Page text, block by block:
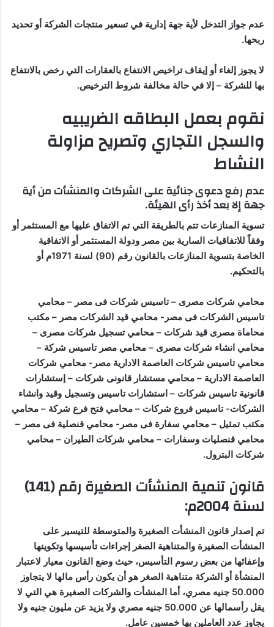
عدم جواز التدخل لأية جهة إدارية في تسعير منتجات الشركة أو تحديد
ربحها.
لا يجوز إلغاء أو إيقاف تراخيص الانتفاع بالعقارات التي رخص بالانتفاع
بها للشركة – إلا في حالة مخالفة شروط الترخيص.
نقوم بعمل البطاقه الضريبيه
والسجل التجاري وتصريح مزاولة
النشاط
عدم رفع دعوى جنائية على الشركات والمنشأت من أية
جهة إلا بعد أخذ رأى الهيئة.
تسوية المنازعات تتم بالطريقة التي تم الاتفاق عليها مع المستثمر أو
وفقاً للاتفاقيات السارية بين مصر ودولة المستثمر أو الاتفاقية
الخاصة بتسوية المنازعات بالقانون رقم (90) لسنة 1971م أو
بالتحكيم.
محامي شركات مصرى – تاسيس شركات فى مصر – محامي
تاسيس الشركات فى مصر- محامي قيد الشركات مصر – مكتب
محاماة مصرى قيد شركات – محامي تسجيل شركات مصرى –
محامي انشاء شركات مصرى – محامي مصر تاسيس شركة –
محامي تاسيس شركات العاصمة الادارية مصر- محامي شركات
العاصمة الادارية – محامي مستشار قانونى شركات – إستشارات
قانونية تاسيس شركات – استشارات تاسيس وتسجيل وقيد وانشاء
الشركات- تاسيس فروع شركات – محامي فتح فرع شركة – محامي
مكتب تمثيل – محامي سفارة فى مصر- محامي قنصلية فى مصر –
محامي قنصليات وسفارات – محامي شركات الطيران – محامي
شركات البترول.
قانون تنمية المنشأت الصغيرة رقم (141)
لسنة 2004م :
تم إصدار قانون المنشأت الصغيرة والمتوسطة للتيسير على
المنشأت الصغيرة والمتناهية الصغر إجراءات تأسيسها وتكوينها
وإعفائها من بعض رسوم التأسيس، حيث وضع القانون معيار لاعتبار
المنشأة أو الشركة متناهية الصغر هو أن يكون رأس مالها لا يتجاوز
50.000 جنيه مصري، أما المنشأت والشركات الصغيرة هي التي لا
يقل رأسمالها عن 50.000 جنيه مصري ولا يزيد عن مليون جنيه ولا
يجاوز عدد العاملين بها خمسين عامل.